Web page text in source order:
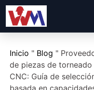
Inicio " Blog "
de piezas de torneado
CNC: Guía de
basada en